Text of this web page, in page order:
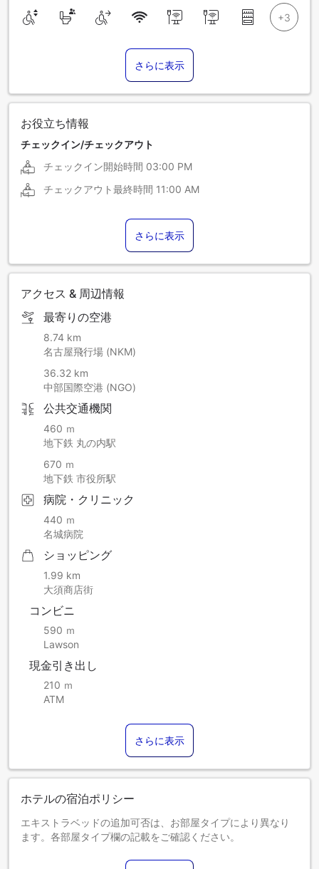
さらに表示
お役立ち情報
チェックイン/チェックアウト
チェックイン開始時間 03:00 PM
チェックアウト最終時間 11:00 AM
さらに表示
アクセス & 周辺情報
最寄りの空港
8.74 km
名古屋飛行場 (NKM)
36.32 km
中部国際空港 (NGO)
公共交通機関
460 ｍ
地下鉄 丸の内駅
670 ｍ
地下鉄 市役所駅
病院・クリニック
440 ｍ
名城病院
ショッピング
1.99 km
大須商店街
コンビニ
590 ｍ
Lawson
現金引き出し
210 ｍ
ATM
さらに表示
ホテルの宿泊ポリシー
エキストラベッドの追加可否は、お部屋タイプにより異なり
ます。各部屋タイプ欄の記載をご確認ください。